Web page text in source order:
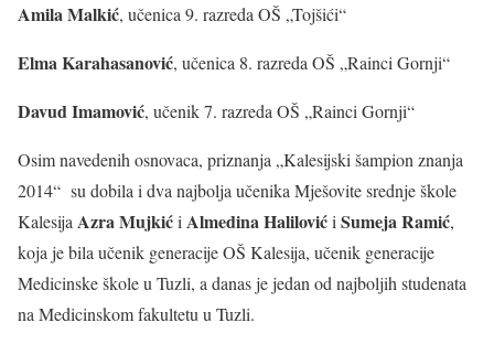
Amila Malkić, učenica 9. razreda OŠ „Tojšići“
Elma Karahasanović, učenica 8. razreda OŠ „Rainci Gornji“
Davud Imamović, učenik 7. razreda OŠ „Rainci Gornji“
Osim navedenih osnovaca, priznanja „Kalesijski šampion znanja
2014“ su dobila i dva najbolja učenika Mješovite srednje škole
Kalesija Azra Mujkići Almedina Halilovići Sumeja Ramić,
koja je bila učenik generacije OŠ Kalesija, učenik generacije
Medicinske škole u Tuzli, a danas je jedan od najboljih studenata
na Medicinskom fakultetu u Tuzli.